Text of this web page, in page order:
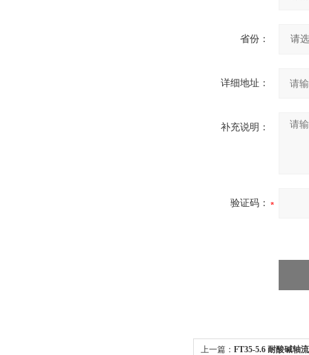
省份：
详细地址：
补充说明：
验证码：
上一篇： FT35-5.6 耐酸碱轴